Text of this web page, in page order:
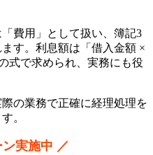
費用」として扱い、簿記3
す。利息額は「借入金額 ×
式で求められ、実務にも役
の業務で正確に経理処理を
。
実施中 ／